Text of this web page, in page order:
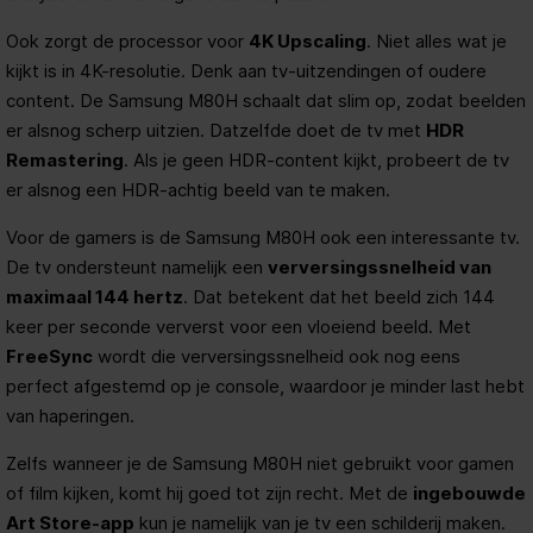
Ook zorgt de processor voor 4K Upscaling. Niet alles wat je
kijkt is in 4K-resolutie. Denk aan tv-uitzendingen of oudere
content. De Samsung M80H schaalt dat slim op, zodat beelden
er alsnog scherp uitzien. Datzelfde doet de tv met HDR
Remastering. Als je geen HDR-content kijkt, probeert de tv
er alsnog een HDR-achtig beeld van te maken.
Voor de gamers is de Samsung M80H ook een interessante tv.
De tv ondersteunt namelijk een verversingssnelheid van
maximaal 144 hertz. Dat betekent dat het beeld zich 144
keer per seconde ververst voor een vloeiend beeld. Met
FreeSync wordt die verversingssnelheid ook nog eens
perfect afgestemd op je console, waardoor je minder last hebt
van haperingen.
Zelfs wanneer je de Samsung M80H niet gebruikt voor gamen
of film kijken, komt hij goed tot zijn recht. Met de ingebouwde
Art Store-app kun je namelijk van je tv een schilderij maken.